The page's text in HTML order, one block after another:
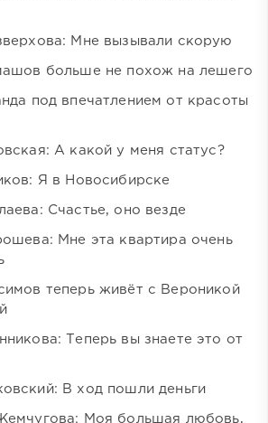
Мне вызывали скорую
больше не похож на лешего
под впечатлением от красоты
А какой у меня статус?
Я в Новосибирске
Счастье, оно везде
Мне эта квартира очень
теперь живёт с Вероникой
Теперь вы знаете это от
В ход пошли деньги
Моя большая любовь,